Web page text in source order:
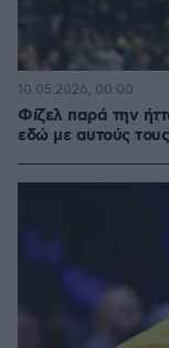
Φίζελ παρά την
εδώ με αυτούς
10.05.2026, 00:00